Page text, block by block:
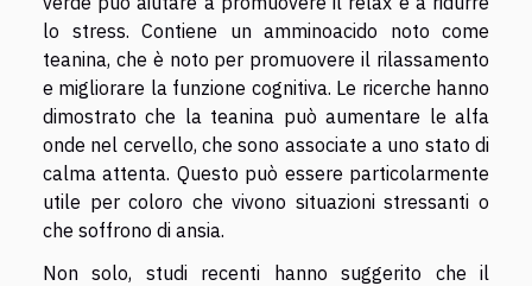
lo stress. Contiene un amminoacido noto come
teanina, che è noto per promuovere il rilassamento
e migliorare la funzione cognitiva. Le ricerche hanno
dimostrato che la teanina può aumentare le alfa
onde nel cervello, che sono associate a uno stato di
calma attenta. Questo può essere particolarmente
utile per coloro che vivono situazioni stressanti o
che soffrono di ansia.
Non solo, studi recenti hanno suggerito che il